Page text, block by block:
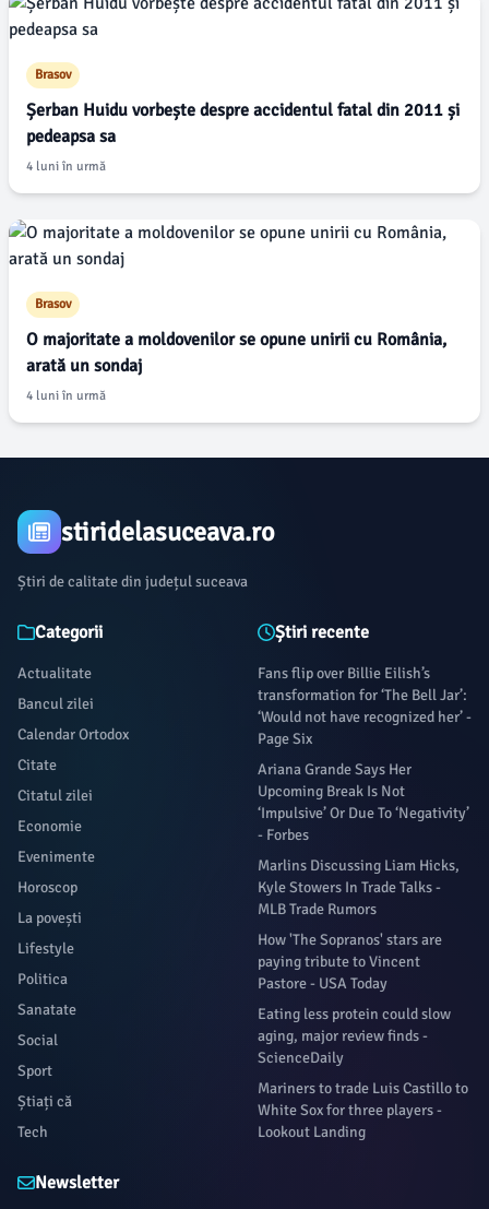
Brasov
Șerban Huidu vorbește despre accidentul fatal din 2011 și
pedeapsa sa
4 luni în urmă
Brasov
O majoritate a moldovenilor se opune unirii cu România,
arată un sondaj
4 luni în urmă
stiridelasuceava.ro
Știri de calitate din județul suceava
Categorii
Actualitate
Bancul zilei
Calendar Ortodox
Citate
Citatul zilei
Economie
Evenimente
Horoscop
La povești
Lifestyle
Politica
Sanatate
Social
Sport
Știați că
Tech
Știri recente
Fans flip over Billie Eilish’s
transformation for ‘The Bell Jar’:
‘Would not have recognized her’ -
Page Six
Ariana Grande Says Her
Upcoming Break Is Not
‘Impulsive’ Or Due To ‘Negativity’
- Forbes
Marlins Discussing Liam Hicks,
Kyle Stowers In Trade Talks -
MLB Trade Rumors
How 'The Sopranos' stars are
paying tribute to Vincent
Pastore - USA Today
Eating less protein could slow
aging, major review finds -
ScienceDaily
Mariners to trade Luis Castillo to
White Sox for three players -
Lookout Landing
Newsletter